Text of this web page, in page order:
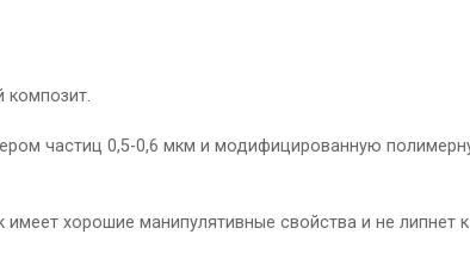
частиц 0,5-0,6 мкм и модифицированную
хорошие манипулятивные свойства и не липнет